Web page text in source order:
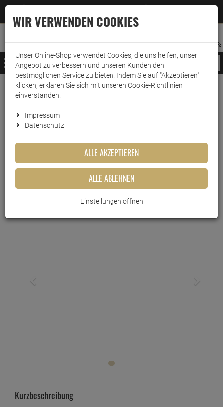
Jetzt für den Newsletter entscheiden und 5% Rabatt auf Ihre nächste Bestellung erhalten
–Zum Newsletter
ANMELDEN
AUFKLAPPEN
MERKZETTEL
WARENKORB:
MENÜ
Weiter einkaufen www.wark24.de Ballistol
Ballistol Gunex Spezial-Waffenöl Spray 50ml
Ballistol Gunex Spezial-
Waffenöl Spray 50ml
Artikel-Nummer:10014287
Kurzbeschreibung
WIR VERWENDEN COOKIES
Unser Online-Shop verwendet Cookies, die uns helfen, unser
Angebot zu verbessern und unseren Kunden den
bestmöglichen Service zu bieten. Indem Sie auf "Akzeptieren"
klicken, erklären Sie sich mit unseren Cookie-Richtlinien
einverstanden.
Impressum
Datenschutz
ALLE AKZEPTIEREN
ALLE ABLEHNEN
Einstellungen öffnen